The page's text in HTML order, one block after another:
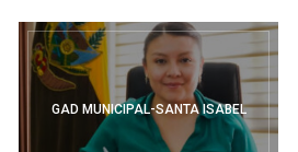
GAD MUNICIPAL-SANTA ISABEL